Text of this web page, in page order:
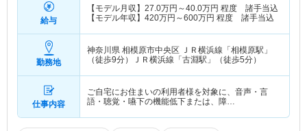
給与
【モデル月収】 27.0万円～40.0万円 程度 諸手当込
【モデル年収】 420万円～600万円 程度 諸手当込
勤務地
神奈川県 相模原市中央区 ＪＲ横浜線「相模原駅」
（徒歩9分）ＪＲ横浜線「古淵駅」（徒歩5分）
仕事内容
ご自宅にお住まいの利用者様を対象に、音声・言
語・聴覚・嚥下の機能低下または、障…